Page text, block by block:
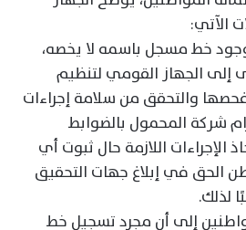
الآتي:
وجود خط مسجل باسمه لا يخصه،
الجهاز القومي لتنظيم
فحصها والتحقق من سلامة إجراءات
شركة المحمول بالضوابط
الإجراءات اللازمة حال ثبوت أي
الحق في إبلاغ جهات التحقيق
لذلك.
إلى أن مجرد تسجيل خط